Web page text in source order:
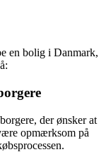
en bolig i Danmark,
der ønsker at
opmærksom på